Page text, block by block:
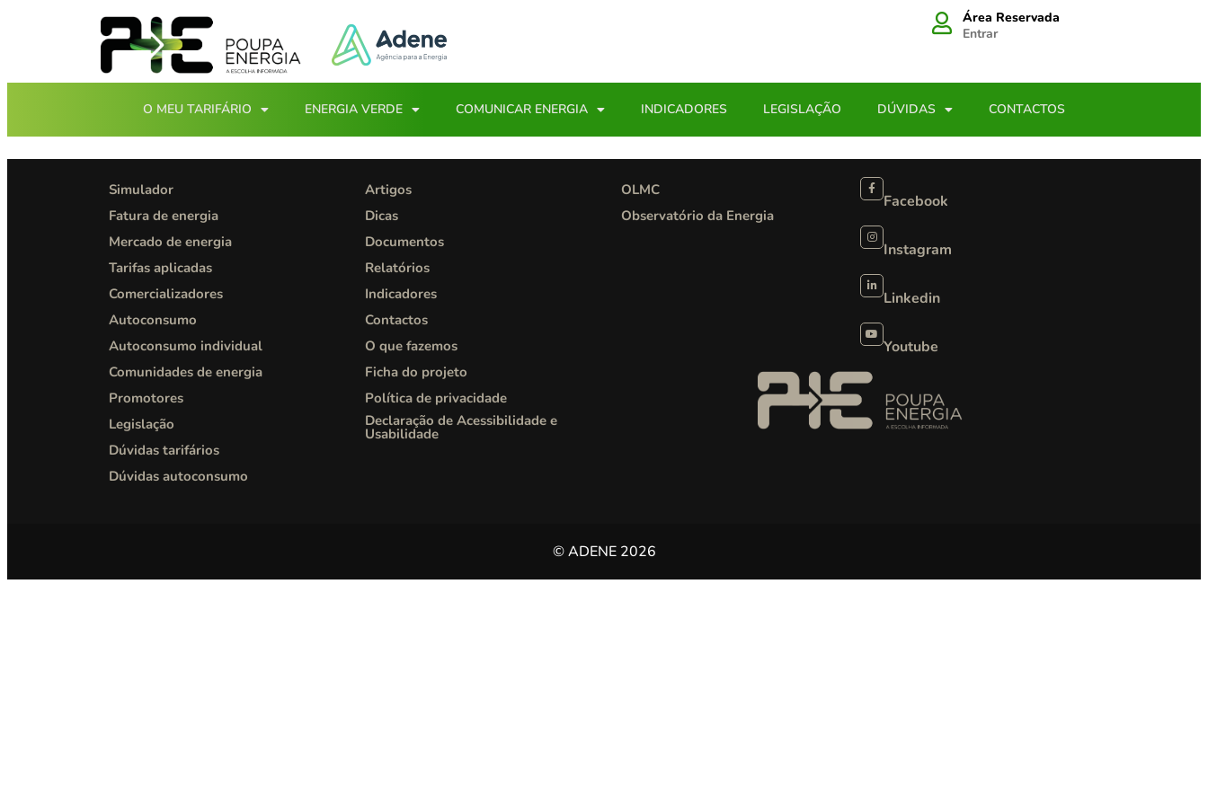
Área Reservada
Entrar
O MEU TARIFÁRIO ENERGIA VERDE COMUNICAR ENERGIA INDICADORES LEGISLAÇÃO DÚVIDAS CONTACTOS
Simulador
Fatura de energia
Mercado de energia
Tarifas aplicadas
Comercializadores
Autoconsumo
Autoconsumo individual
Comunidades de energia
Promotores
Legislação
Dúvidas tarifários
Dúvidas autoconsumo
Artigos
Dicas
Documentos
Relatórios
Indicadores
Contactos
O que fazemos
Ficha do projeto
Política de privacidade​
Declaração de Acessibilidade e
Usabilidade
OLMC
Observatório da Energia
Facebook
Instagram
Linkedin
Youtube
© ADENE 2026